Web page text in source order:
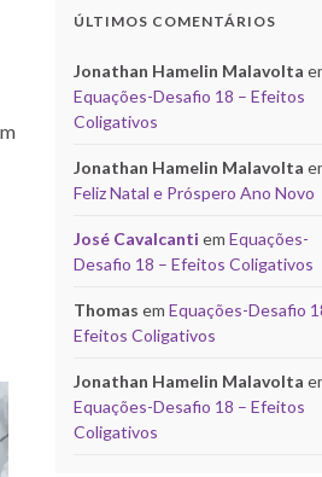
ÚLTIMOS COMENTÁRIOS
Jonathan Hamelin Malavolta
Equações-Desafio 18 – Efeitos
Coligativos
Jonathan Hamelin Malavolta
Feliz Natal e Próspero Ano Novo
José Cavalcanti em Equações-
Desafio 18 – Efeitos Coligativos
Thomas em Equações-Desafio
Efeitos Coligativos
Jonathan Hamelin Malavolta
Equações-Desafio 18 – Efeitos
Coligativos